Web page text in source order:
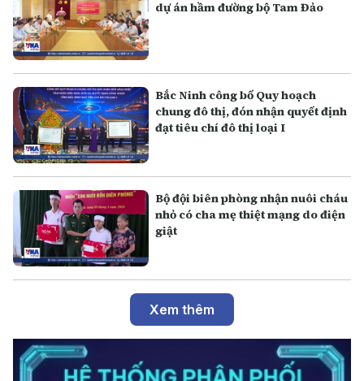
dự án hầm đường bộ Tam Đảo
Bắc Ninh công bố Quy hoạch
chung đô thị, đón nhận quyết định
đạt tiêu chí đô thị loại I
Bộ đội biên phòng nhận nuôi cháu
nhỏ có cha mẹ thiệt mạng do điện
giật
Xem thêm